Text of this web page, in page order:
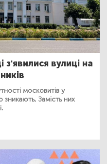
з'явилися вулиці на
московитів у
зникають. Замість них